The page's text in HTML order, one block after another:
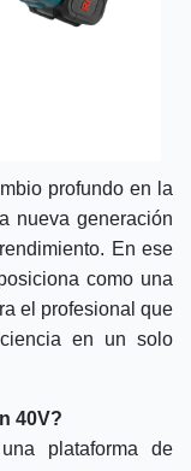
profundo en la
nueva generación
En ese
como una
el profesional que
en un solo
40V?
plataforma de